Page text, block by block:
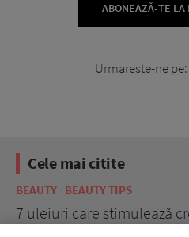
ABONEAZĂ-TE LA
Urmareste-ne pe:
Cele mai citite
BEAUTY BEAUTY TIPS
7 uleiuri care stimulează